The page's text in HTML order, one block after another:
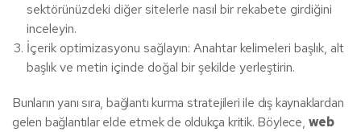
sektörünüzdeki diğer sitelerle nasıl bir rekabete girdiğini
inceleyin.
İçerik optimizasyonu sağlayın: Anahtar kelimeleri başlık, alt
başlık ve metin içinde doğal bir şekilde yerleştirin.
Bunların yanı sıra, bağlantı kurma stratejileri ile dış kaynaklardan
gelen bağlantılar elde etmek de oldukça kritik. Böylece, web